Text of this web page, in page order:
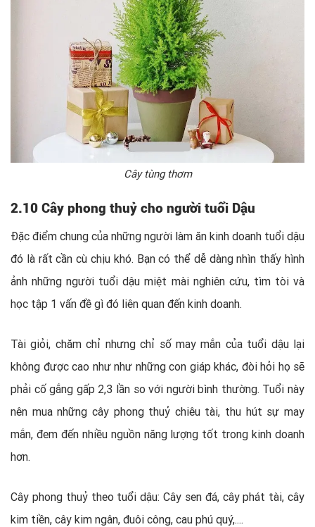
Cây tùng thơm
2.10 Cây phong thuỷ cho người tuổi Dậu
Đặc điểm chung của những người làm ăn kinh doanh tuổi dậu
đó là rất cần cù chịu khó. Bạn có thể dễ dàng nhìn thấy hình
ảnh những người tuổi dậu miệt mài nghiên cứu, tìm tòi và
học tập 1 vấn đề gì đó liên quan đến kinh doanh.
Tài giỏi, chăm chỉ nhưng chỉ số may mắn của tuổi dậu lại
không được cao như như những con giáp khác, đòi hỏi họ sẽ
phải cố gắng gấp 2,3 lần so với người bình thường. Tuổi này
nên mua những cây phong thuỷ chiêu tài, thu hút sự may
mắn, đem đến nhiều nguồn năng lượng tốt trong kinh doanh
hơn.
Cây phong thuỷ theo tuổi dậu: Cây sen đá, cây phát tài, cây
kim tiền, cây kim ngân, đuôi công, cau phú quý,....